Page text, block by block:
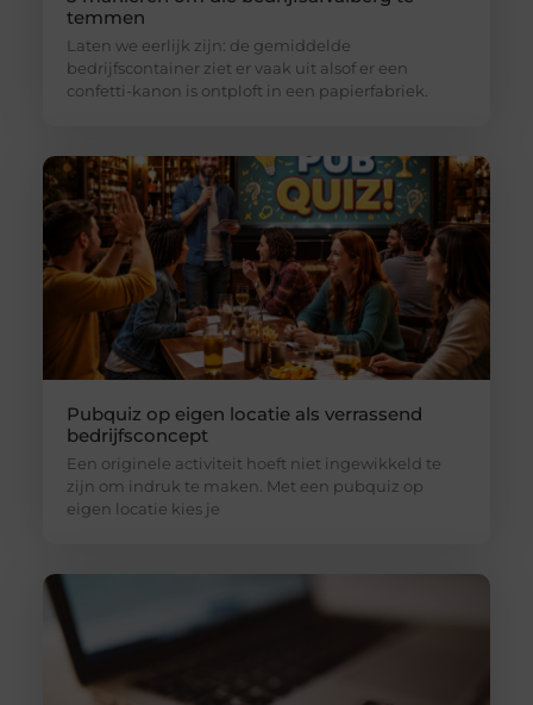
temmen
Laten we eerlijk zijn: de gemiddelde
bedrijfscontainer ziet er vaak uit alsof er een
confetti-kanon is ontploft in een papierfabriek.
Pubquiz op eigen locatie als verrassend
bedrijfsconcept
Een originele activiteit hoeft niet ingewikkeld te
zijn om indruk te maken. Met een pubquiz op
eigen locatie kies je